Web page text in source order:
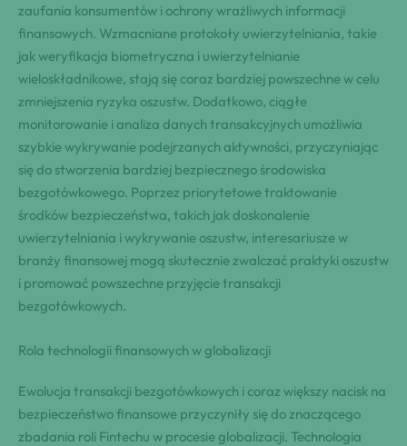
zaufania konsumentów i ochrony wrażliwych informacji
finansowych. Wzmacniane protokoły uwierzytelniania, takie
jak weryfikacja biometryczna i uwierzytelnianie
wieloskładnikowe, stają się coraz bardziej powszechne w celu
zmniejszenia ryzyka oszustw. Dodatkowo, ciągłe
monitorowanie i analiza danych transakcyjnych umożliwia
szybkie wykrywanie podejrzanych aktywności, przyczyniając
się do stworzenia bardziej bezpiecznego środowiska
bezgotówkowego. Poprzez priorytetowe traktowanie
środków bezpieczeństwa, takich jak doskonalenie
uwierzytelniania i wykrywanie oszustw, interesariusze w
branży finansowej mogą skutecznie zwalczać praktyki oszustw
i promować powszechne przyjęcie transakcji
bezgotówkowych.
Rola technologii finansowych w globalizacji
Ewolucja transakcji bezgotówkowych i coraz większy nacisk na
bezpieczeństwo finansowe przyczyniły się do znaczącego
zbadania roli Fintechu w procesie globalizacji. Technologia